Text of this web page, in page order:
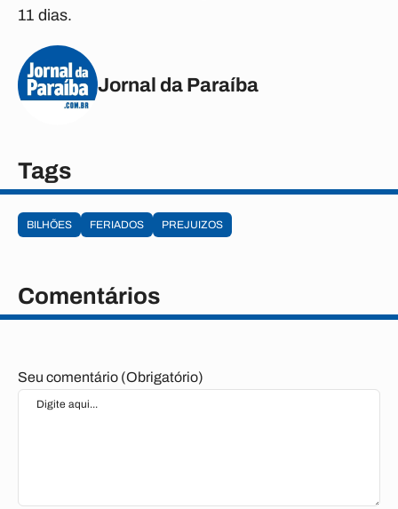
11 dias.
Jornal da Paraíba
Tags
BILHÕES FERIADOS PREJUIZOS
Comentários
Seu comentário (Obrigatório)